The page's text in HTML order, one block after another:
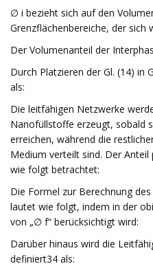
∅ i bezieht sich auf den
Grenzflächenbereiche, der sich
Der Volumenanteil der
Durch Platzieren der Gl. (14) in
als:
Die leitfähigen Netzwerke
Nanofüllstoffe erzeugt, sobald
erreichen, während die
Medium verteilt sind. Der
wie folgt betrachtet:
Die Formel zur Berechnung
lautet wie folgt, indem in der
von „∅ f“ berücksichtigt wird:
Darüber hinaus wird die
definiert34 als: